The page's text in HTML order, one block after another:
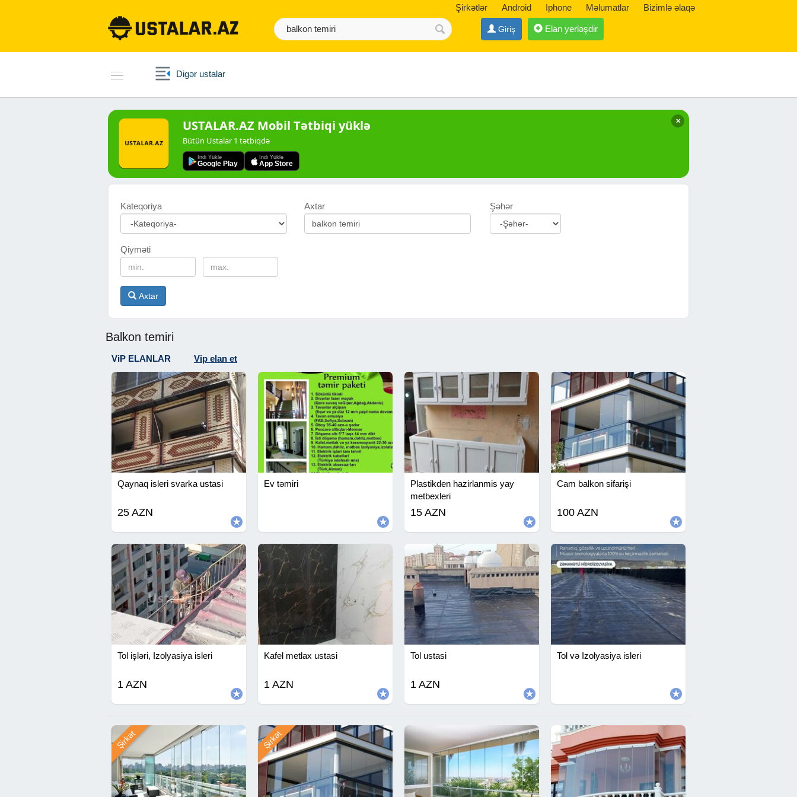
Şirkətlər Android Iphone Məlumatlar Bizimlə əlaqə
Giriş Elan yerləşdir
Digər ustalar
✕
USTALAR.AZ Mobil Tətbiqi yüklə
Bütün Ustalar 1 tətbiqdə
Indi Yüklə
Google Play
Indi Yüklə
App Store
Kateqoriya Axtar Şəhər
Qiyməti
Axtar
Balkon temiri
ViP ELANLAR Vip elan et
Qaynaq isleri svarka ustasi
25 AZN
Ev təmiri
Plastikden hazirlanmis yay
metbexleri
15 AZN
Cam balkon sifarişi
100 AZN
Tol işləri, Izolyasiya isleri
1 AZN
Kafel metlax ustasi
1 AZN
Tol ustasi
1 AZN
Tol və Izolyasiya isleri
Şirkət Şirkət